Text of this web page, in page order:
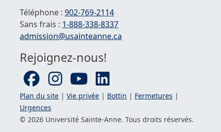
Téléphone : 902-769-2114
Sans frais : 1-888-338-8337
Courriel :
admission@usainteanne.ca
Rejoignez-nous!
Plan du site | Vie privée | Bottin | Fermetures |
Urgences
© 2026 Université Sainte-Anne. Tous droits réservés.